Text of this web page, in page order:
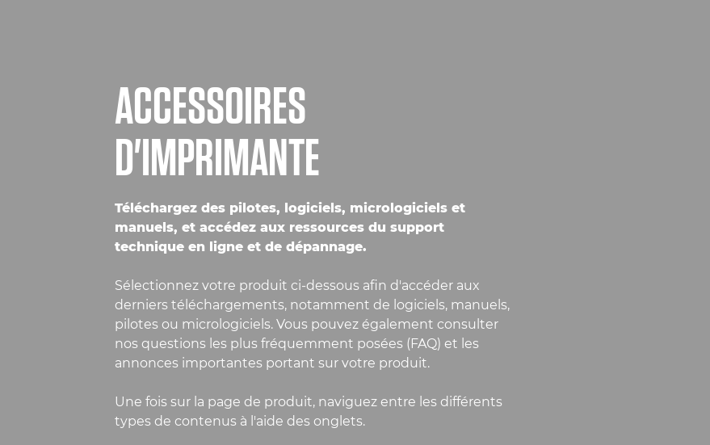
ACCESSOIRES
D'IMPRIMANTE
Téléchargez des pilotes, logiciels, micrologiciels et
manuels, et accédez aux ressources du support
technique en ligne et de dépannage.
Sélectionnez votre produit ci-dessous afin d'accéder aux
derniers téléchargements, notamment de logiciels, manuels,
pilotes ou micrologiciels. Vous pouvez également consulter
nos questions les plus fréquemment posées (FAQ) et les
annonces importantes portant sur votre produit.
Une fois sur la page de produit, naviguez entre les différents
types de contenus à l'aide des onglets.